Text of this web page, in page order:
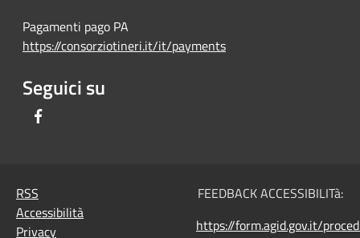
Pagamenti pago PA
https://consorziotineri.it/it/payments
Seguici su
RSS
Accessibilità
Privacy
FEEDBACK ACCESSIBILITà:
https://form.agid.gov.it/